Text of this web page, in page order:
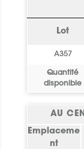
Lot
A357
Quantité
disponible
AU
Emplaceme
nt